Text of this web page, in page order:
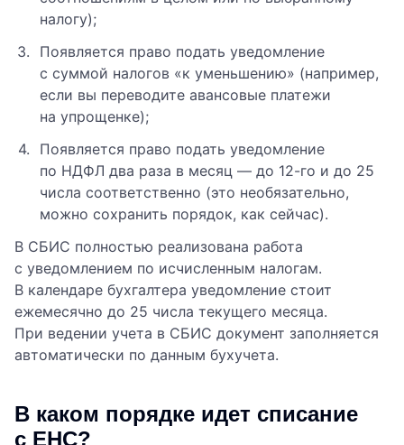
налогу);
Появляется право подать уведомление
с суммой налогов «к уменьшению» (например,
если вы переводите авансовые платежи
на упрощенке);
Появляется право подать уведомление
по НДФЛ два раза в месяц — до 12-го и до 25
числа соответственно (это необязательно,
можно сохранить порядок, как сейчас).
В СБИС полностью реализована работа
с уведомлением по исчисленным налогам.
В календаре бухгалтера уведомление стоит
ежемесячно до 25 числа текущего месяца.
При ведении учета в СБИС документ заполняется
автоматически по данным бухучета.
В каком порядке идет списание
с ЕНС?